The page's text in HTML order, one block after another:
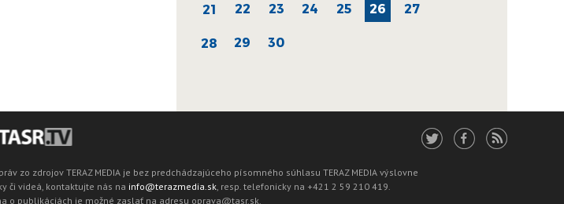
21 22 23 24 25 26 27
28 29 30
zo zdrojov TERAZ MEDIA je bez predchádzajúceho písomného súhlasu TERAZ MEDIA výslovne
či videá, kontaktujte nás na info@terazmedia.sk, resp. telefonicky na +421 2 59 210 419.
o publikáciách je možné zaslať na adresu oprava@tasr.sk.